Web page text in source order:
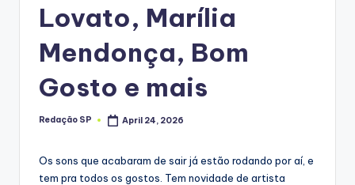
Lovato, Marília
Mendonça, Bom
Gosto e mais
Posted
Redação SP April 24, 2026
Os sons que acabaram de sair já estão rodando por aí, e
tem pra todos os gostos. Tem novidade de artista